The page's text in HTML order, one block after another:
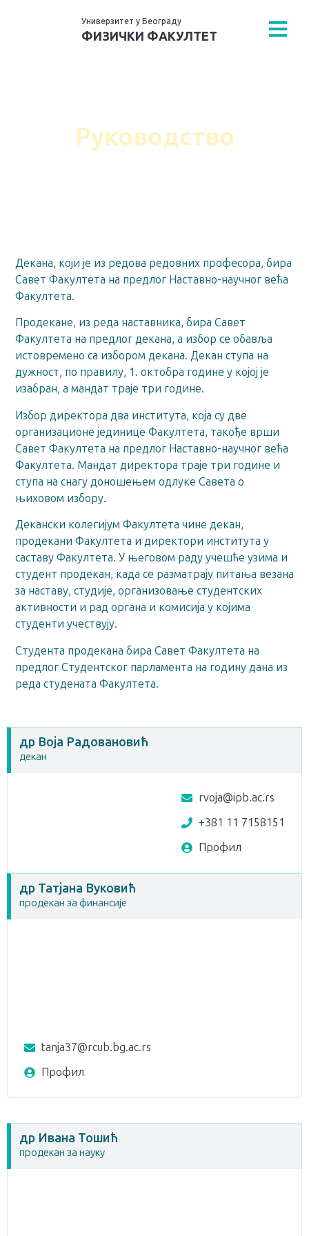
Универзитет у Београду
ФИЗИЧКИ ФАКУЛТЕТ
Руководство
Декана, који је из редова редовних професора, бира
Савет Факултета на предлог Наставно-научног већа
Факултета.
Продекане, из реда наставника, бира Савет
Факултета на предлог декана, а избор се обавља
истовремено са избором декана. Декан ступа на
дужност, по правилу, 1. октобра године у којој је
изабран, а мандат траје три године.
Избор директора два института, која су две
организационе јединице Факултета, такође врши
Савет Факултета на предлог Наставно-научног већа
Факултета. Мандат директора траје три године и
ступа на снагу доношењем одлуке Савета о
њиховом избору.
Декански колегијум Факултета чине декан,
продекани Факултета и директори института у
саставу Факултета. У његовом раду учешће узима и
студент продекан, када се разматрају питања везана
за наставу, студије, организовање студентских
активности и рад органа и комисија у којима
студенти учествују.
Студента продекана бира Савет Факултета на
предлог Студентског парламента на годину дана из
реда студената Факултета.
др Воја Радовановић
декан
rvoja@ipb.ac.rs
+381 11 7158151
Профил
др Татјана Вуковић
продекан за финансије
tanja37@rcub.bg.ac.rs
Профил
др Ивана Тошић
продекан за науку